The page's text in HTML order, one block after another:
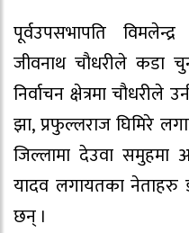
पूर्वउपसभापति
जीवनाथ चौधरीले कडा
निर्वाचन क्षेत्रमा
झा, प्रफुल्लराज घिमिरे
जिल्लामा देउवा
यादव लगायतका नेताहरु
छन् ।